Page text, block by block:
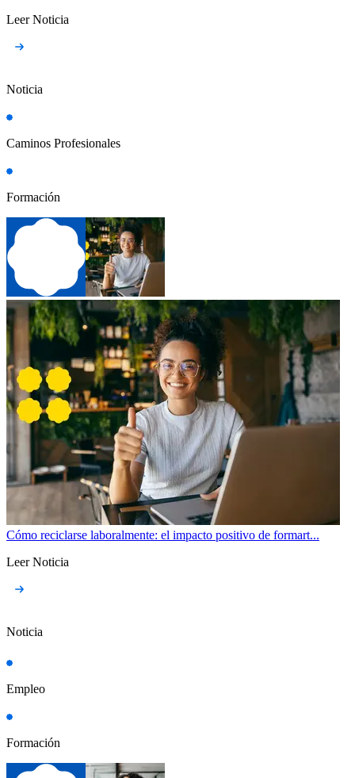
Leer Noticia
Noticia
Caminos Profesionales
Formación
Cómo reciclarse laboralmente: el impacto positivo de formart...
Leer Noticia
Noticia
Empleo
Formación